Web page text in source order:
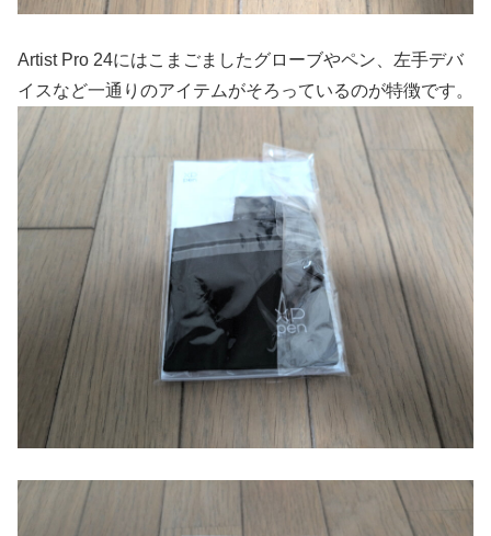
Artist Pro 24にはこまごましたグローブやペン、左手デバ
イスなど一通りのアイテムがそろっているのが特徴です。